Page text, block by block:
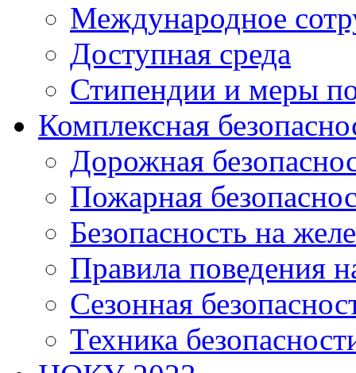
Международное
Доступная среда
Стипендии и меры
Комплексная
Дорожная
Пожарная
Безопасность на
Правила поведения
Сезонная
Техника